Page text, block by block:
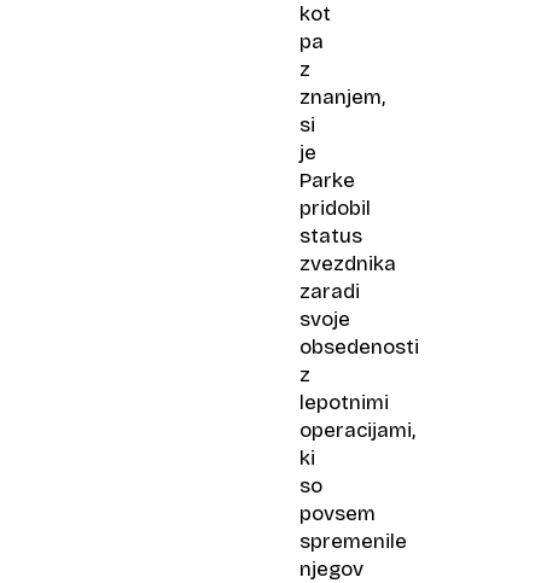
kot
pa
z
znanjem,
si
je
Parke
pridobil
status
zvezdnika
zaradi
svoje
obsedenosti
z
lepotnimi
operacijami,
ki
so
povsem
spremenile
njegov